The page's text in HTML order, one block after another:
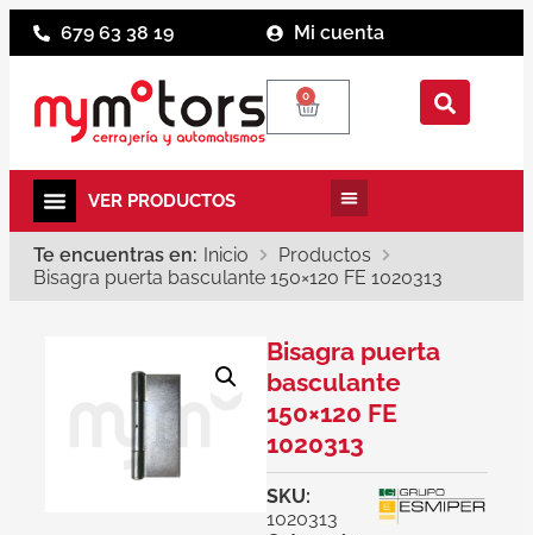
679 63 38 19 Mi cuenta
0
Te encuentras en: Inicio
Productos
Bisagra puerta basculante 150×120 FE 1020313
Bisagra puerta
basculante
150×120 FE
1020313
SKU:
1020313